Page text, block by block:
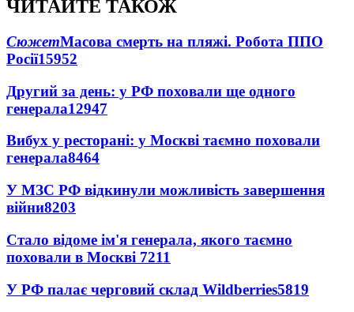
ЧИТАЙТЕ ТАКОЖ
СюжетМасова смерть на пляжі. Робота ППО
Росії15952
Другий за день: у РФ поховали ще одного
генерала12947
Вибух у ресторані: у Москві таємно поховали
генерала8464
У МЗС РФ відкинули можливість завершення
війни8203
Стало відоме ім'я генерала, якого таємно
поховали в Москві 7211
У РФ палає черговий склад Wildberries5819